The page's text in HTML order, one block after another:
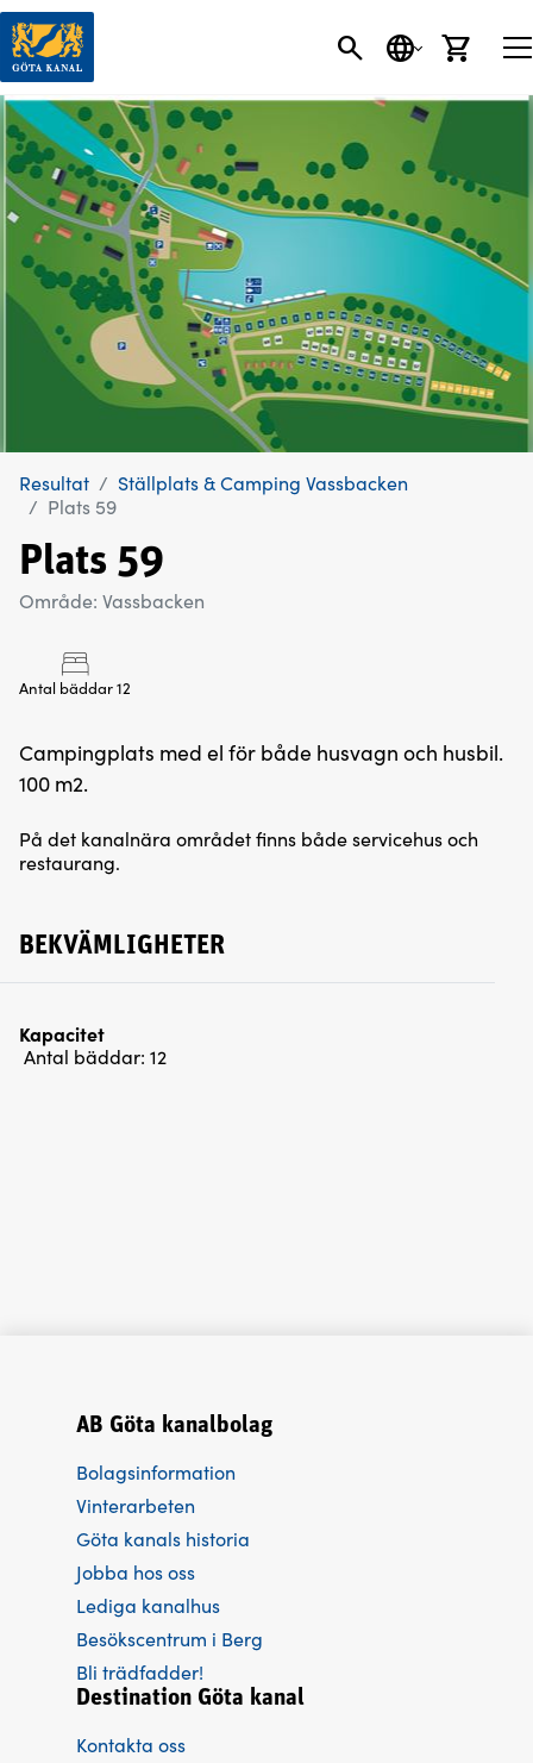
SÖKSPRÅK
Resultat
Ställplats & Camping Vassbacken
Plats 59
Plats 59
Område: Vassbacken
Antal bäddar 12
Campingplats med el för både husvagn och husbil.
100 m2.
På det kanalnära området finns både servicehus och
restaurang.
BEKVÄMLIGHETER
Kapacitet
Antal bäddar: 12
AB Göta kanalbolag
Bolagsinformation
Vinterarbeten
Göta kanals historia
Jobba hos oss
Lediga kanalhus
Besökscentrum i Berg
Bli trädfadder!
Destination Göta kanal
Kontakta oss